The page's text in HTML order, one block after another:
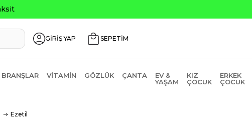
GİRİŞ YAP SEPETİM
BRANŞLAR VITAMIN GÖZLÜK ÇANTA
EV &
YAŞAM
KIZ
ÇOCUK
ERKEK
ÇOCUK
Ezetil